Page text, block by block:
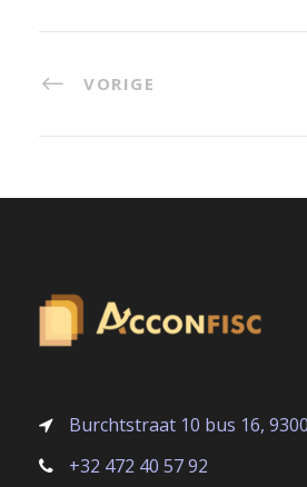
VORIGE
Burchtstraat 10 bus 16,
+32 472 40 57 92